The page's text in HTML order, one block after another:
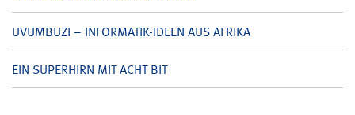
UVUMBUZI – INFORMATIK-IDEEN AUS AFRIKA
EIN SUPERHIRN MIT ACHT BIT